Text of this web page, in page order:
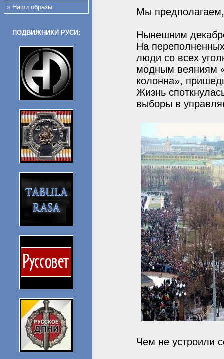
» Наши образы
ПОДВИЖНИКИ РУСИ:
Мы
Нынешним
На
люди со всех
модным веяниям
колонна»,
Жизнь
выборы в
Чем не устроили